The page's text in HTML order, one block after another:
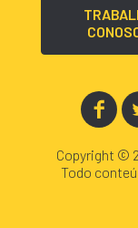
Copyright ©
Todo